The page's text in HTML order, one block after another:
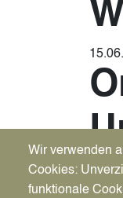
Wir verwenden
Cookies:
funktionale